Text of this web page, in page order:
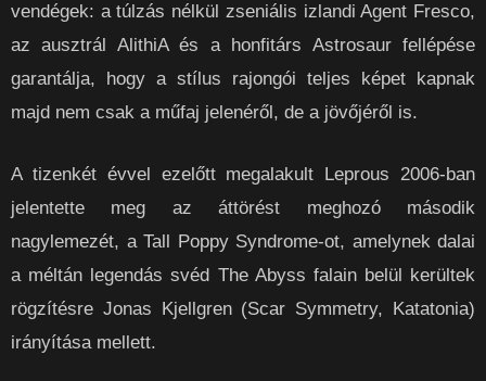
vendégek: a túlzás nélkül zseniális izlandi Agent Fresco,
az ausztrál AlithiA és a honfitárs Astrosaur fellépése
garantálja, hogy a stílus rajongói teljes képet kapnak
majd nem csak a műfaj jelenéről, de a jövőjéről is.
A tizenkét évvel ezelőtt megalakult Leprous 2006-ban
jelentette meg az áttörést meghozó második
nagylemezét, a Tall Poppy Syndrome-ot, amelynek dalai
a méltán legendás svéd The Abyss falain belül kerültek
rögzítésre Jonas Kjellgren (Scar Symmetry, Katatonia)
irányítása mellett.